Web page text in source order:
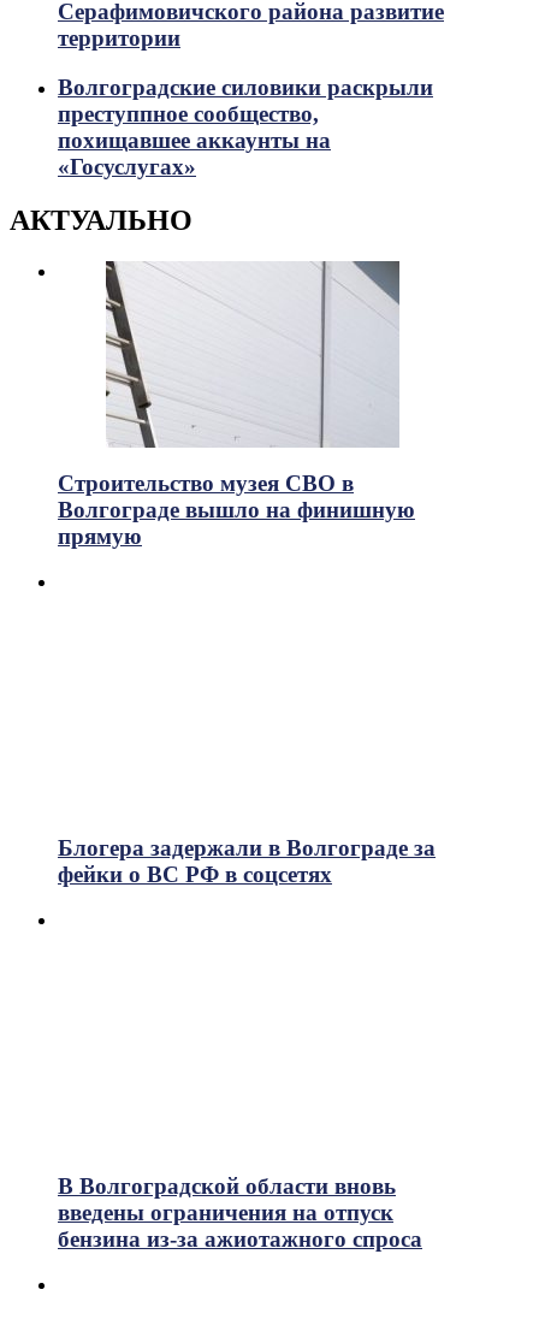
Серафимовичского района развитие
территории
Волгоградские силовики раскрыли
преступпное сообщество,
похищавшее аккаунты на
«Госуслугах»
АКТУАЛЬНО
Строительство музея СВО в
Волгограде вышло на финишную
прямую
Блогера задержали в Волгограде за
фейки о ВС РФ в соцсетях
В Волгоградской области вновь
введены ограничения на отпуск
бензина из-за ажиотажного спроса